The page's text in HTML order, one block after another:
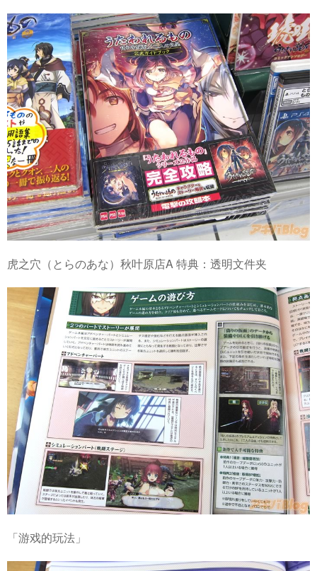
虎之穴（とらのあな）秋叶原店A 特典：透明文件夹
「游戏的玩法」